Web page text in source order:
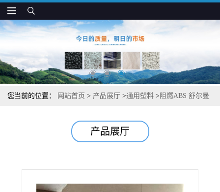
您当前的位置： 网站首页 > 产品展厅 >通用塑料 > 阻燃ABS 舒尔曼
产品展厅